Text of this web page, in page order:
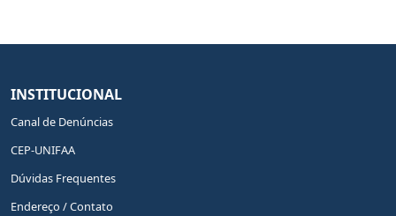
INSTITUCIONAL
Canal de Denúncias
CEP-UNIFAA
Dúvidas Frequentes
Endereço / Contato